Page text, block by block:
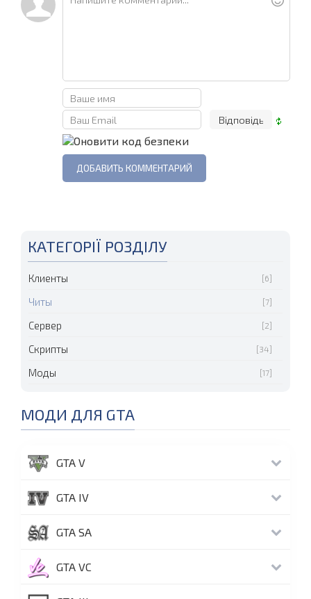
КАТЕГОРІЇ РОЗДІЛУ
Клиенты [6]
Читы [7]
Сервер [2]
Скрипты [34]
Моды [17]
МОДИ ДЛЯ GTA
GTA V
GTA IV
GTA SA
GTA VC